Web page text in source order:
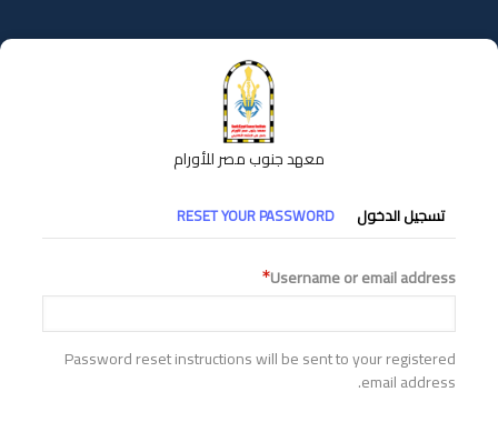
إلى
المحتوى
معهد جنوب مصر للأورام
التبويبات
الأساسية
تسجيل الدخول RESET YOUR PASSWORD
Username or email address
Password reset instructions will be sent to your registered
email address.